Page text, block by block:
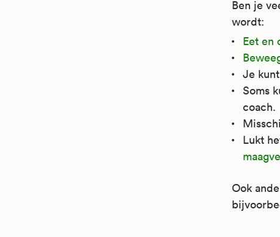
Ben je
wordt:
Eet en
Je
Soms
coach.
Lukt
Ook